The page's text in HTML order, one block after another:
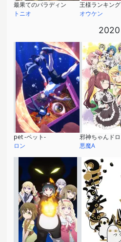
最果てのパラディン
トニオ
王様ランキング
オウケン
2020
pet -ペット-
ロン
悪魔A